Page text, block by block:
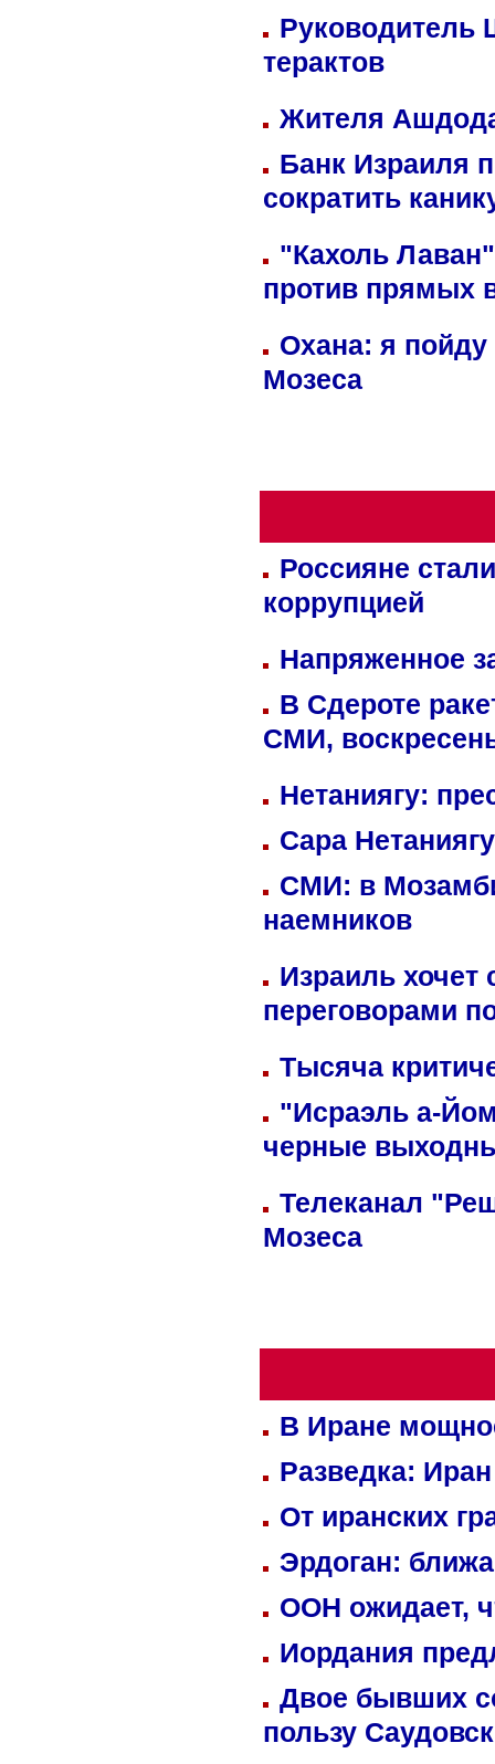
Руководитель
терактов
Жителя
Банк Израиля
сократить
"Кахоль
против прямых
Охана: я пойду
Мозеса
Россияне
коррупцией
Напряженное
В Сдероте
СМИ,
Нетаниягу:
Сара
СМИ: в
наемников
Израиль хочет
переговорами
Тысяча
"Исраэль а-
черные
Телеканал
Мозеса
В Иране
Разведка:
От иранских
Эрдоган:
ООН ожидает,
Иордания
Двое бывших
пользу